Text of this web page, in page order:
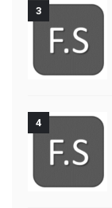
3
4